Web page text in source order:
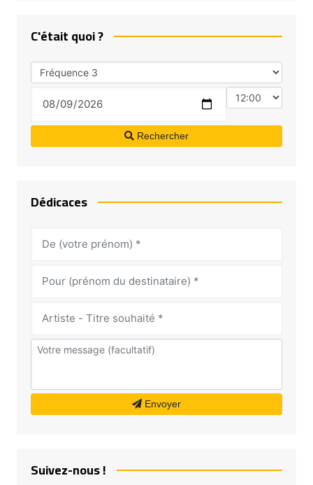
C'était quoi ?
Rechercher
Dédicaces
Envoyer
Suivez-nous !